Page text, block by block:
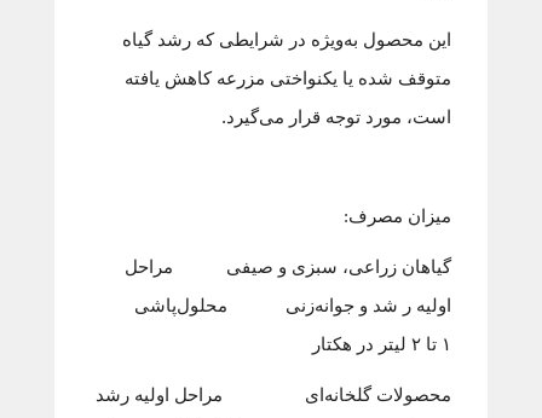
این محصول به‌ویژه در شرایطی که رشد گیاه
متوقف شده یا یکنواختی مزرعه کاهش یافته
است، مورد توجه قرار می‌گیرد.
میزان مصرف:
گیاهان زراعی، سبزی و صیفی مراحل
اولیه ر شد و جوانه‌زنی محلول‌پاشی
۱ تا ۲ لیتر در هکتار
محصولات گلخانه‌ای مراحل اولیه رشد